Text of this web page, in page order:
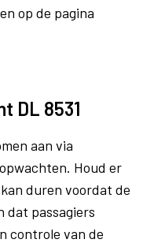
op de pagina
DL 8531
aan via
Houd er
duren voordat de
dat passagiers
controle van de